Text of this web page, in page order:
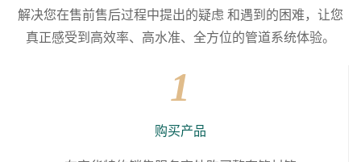
解决您在售前售后过程中提出的疑虑 和遇到的困难，让您
真正感受到高效率、高水准、全方位的管道系统体验。
1
购买产品